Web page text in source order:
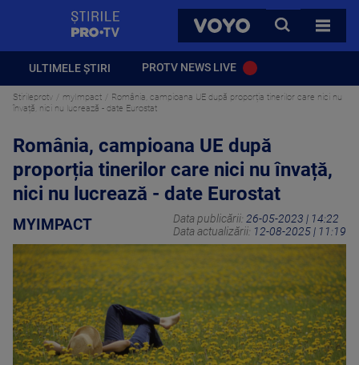
VOYO
CAUTA
TOATE
ULTIMELE ȘTIRI PROTV NEWS LIVE
Stirileprotv myImpact
România, campioana UE după proporția tinerilor care nici nu
învață, nici nu lucrează - date Eurostat
România, campioana UE după
proporția tinerilor care nici nu învață,
nici nu lucrează - date Eurostat
MYIMPACT Data publicării: 26-05-2023 | 14:22
Data actualizării: 12-08-2025 | 11:19